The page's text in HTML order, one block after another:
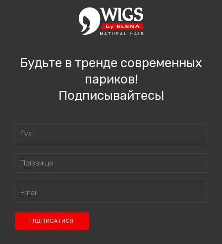
Будьте в тренде современных
париков!
Подписывайтесь!
ПІДПИСАТИСЯ